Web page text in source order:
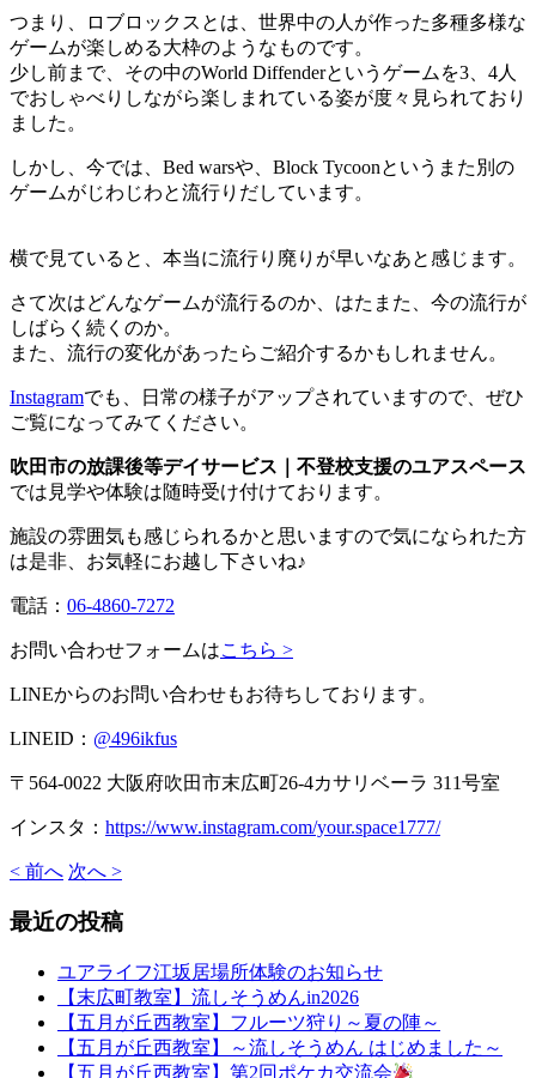
つまり、ロブロックスとは、世界中の人が作った多種多様な
ゲームが楽しめる大枠のようなものです。
少し前まで、その中のWorld Diffenderというゲームを3、4人
でおしゃべりしながら楽しまれている姿が度々見られており
ました。
しかし、今では、Bed warsや、Block Tycoonというまた別の
ゲームがじわじわと流行りだしています。
横で見ていると、本当に流行り廃りが早いなあと感じます。
さて次はどんなゲームが流行るのか、はたまた、今の流行が
しばらく続くのか。
また、流行の変化があったらご紹介するかもしれません。
Instagramでも、日常の様子がアップされていますので、ぜひ
ご覧になってみてください。
吹田市の放課後等デイサービス｜不登校支援のユアスペース
では見学や体験は随時受け付けております。
施設の雰囲気も感じられるかと思いますので気になられた方
は是非、お気軽にお越し下さいね♪
電話： 06-4860-7272
お問い合わせフォームはこちら >
LINEからのお問い合わせもお待ちしております。
LINEID： @496ikfus
〒564-0022 大阪府吹田市末広町26-4カサリベーラ 311号室
インスタ： https://www.instagram.com/your.space1777/
< 前へ 次へ >
最近の投稿
ユアライフ江坂居場所体験のお知らせ
【末広町教室】流しそうめんin2026
【五月が丘西教室】フルーツ狩り～夏の陣～
【五月が丘西教室】～流しそうめん はじめました～
【五月が丘西教室】第2回ポケカ交流会